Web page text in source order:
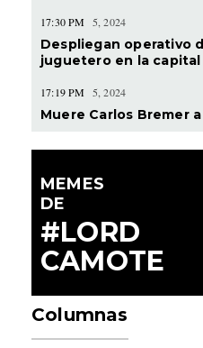
17:30 PM 5, 2024
Despliegan operativo
juguetero en la
17:19 PM 5, 2024
Muere Carlos Bremer
MEMES
DE
#LORD
CAMOTE
Columnas